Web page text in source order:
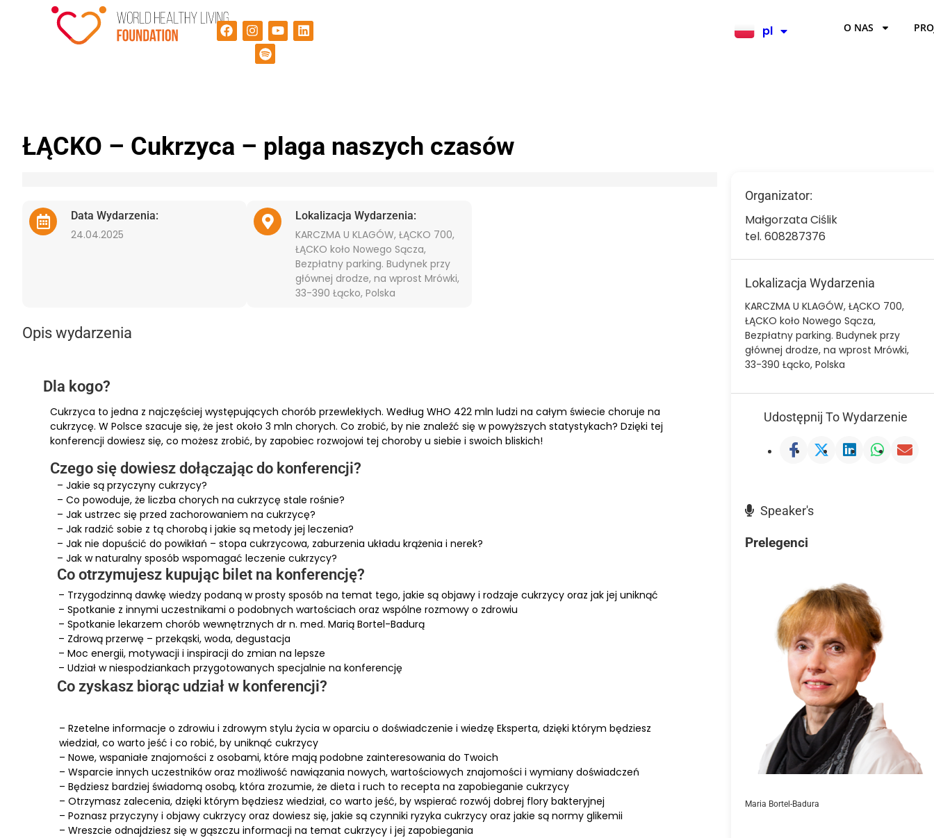
pl
en O NAS
ŁĄCKO – Cukrzyca – plaga naszych czasów
Data Wydarzenia:
24.04.2025
Lokalizacja Wydarzenia:
KARCZMA U KLAGÓW, ŁĄCKO 700,
ŁĄCKO koło Nowego Sącza,
Bezpłatny parking. Budynek przy
głównej drodze, na wprost Mrówki,
33-390 Łącko, Polska
Opis wydarzenia
Dla kogo?
Cukrzyca to jedna z najczęściej występujących chorób przewlekłych. Według WHO 422 mln ludzi na całym świecie choruje na
cukrzycę. W Polsce szacuje się, że jest około 3 mln chorych. Co zrobić, by nie znaleźć się w powyższych statystykach? Dzięki tej
konferencji dowiesz się, co możesz zrobić, by zapobiec rozwojowi tej choroby u siebie i swoich bliskich!
Czego się dowiesz dołączając do konferencji?
– Jakie są przyczyny cukrzycy?
– Co powoduje, że liczba chorych na cukrzycę stale rośnie?
– Jak ustrzec się przed zachorowaniem na cukrzycę?
– Jak radzić sobie z tą chorobą i jakie są metody jej leczenia?
– Jak nie dopuścić do powikłań – stopa cukrzycowa, zaburzenia układu krążenia i nerek?
– Jak w naturalny sposób wspomagać leczenie cukrzycy?
Co otrzymujesz kupując bilet na konferencję?
– Trzygodzinną dawkę wiedzy podaną w prosty sposób na temat tego, jakie są objawy i rodzaje cukrzycy oraz jak jej uniknąć
– Spotkanie z innymi uczestnikami o podobnych wartościach oraz wspólne rozmowy o zdrowiu
– Spotkanie lekarzem chorób wewnętrznych dr n. med. Marią Bortel-Badurą
– Zdrową przerwę – przekąski, woda, degustacja
– Moc energii, motywacji i inspiracji do zmian na lepsze
– Udział w niespodziankach przygotowanych specjalnie na konferencję
Co zyskasz biorąc udział w konferencji? ​
– Rzetelne informacje o zdrowiu i zdrowym stylu życia w oparciu o doświadczenie i wiedzę Eksperta, dzięki którym będziesz
wiedział, co warto jeść i co robić, by uniknąć cukrzycy
– Nowe, wspaniałe znajomości z osobami, które mają podobne zainteresowania do Twoich
– Wsparcie innych uczestników oraz możliwość nawiązania nowych, wartościowych znajomości i wymiany doświadczeń
– Będziesz bardziej świadomą osobą, która zrozumie, że dieta i ruch to recepta na zapobieganie cukrzycy
– Otrzymasz zalecenia, dzięki którym będziesz wiedział, co warto jeść, by wspierać rozwój dobrej flory bakteryjnej
– Poznasz przyczyny i objawy cukrzycy oraz dowiesz się, jakie są czynniki ryzyka cukrzycy oraz jakie są normy glikemii
– Wreszcie odnajdziesz się w gąszczu informacji na temat cukrzycy i jej zapobiegania
Organizator:
Małgorzata Ciślik
tel. 608287376
Lokalizacja Wydarzenia
KARCZMA U KLAGÓW, ŁĄCKO 700,
ŁĄCKO koło Nowego Sącza,
Bezpłatny parking. Budynek przy
głównej drodze, na wprost Mrówki,
33-390 Łącko, Polska
Udostępnij To Wydarzenie
Speaker's
Prelegenci
Maria Bortel-Badura